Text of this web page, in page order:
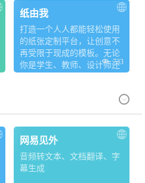
纸由我
打造一个人人都能轻松使用
的纸张定制平台，让创意不
再受限于现成的模板。无论
你是学生、教师、设计师还
733

网易见外
音频转文本、文档翻译、字
幕生成